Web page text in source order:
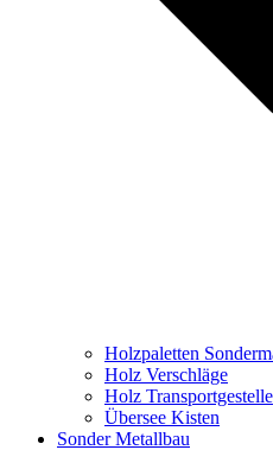
Holzpaletten
Holz Verschläge
Holz Transportgestelle
Übersee Kisten
Sonder Metallbau